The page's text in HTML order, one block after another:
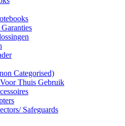
Categorised)
Thuis Gebruik
Safeguards